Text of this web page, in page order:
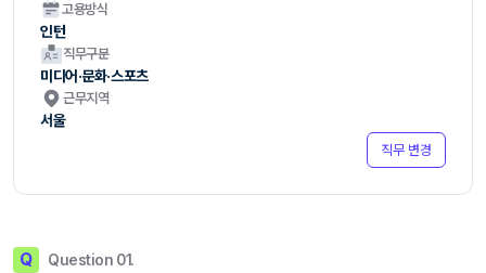
고용방식
인턴
직무구분
미디어·문화·스포츠
근무지역
서울
직무 변경
Q Question 01.